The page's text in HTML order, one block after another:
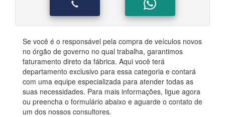
Se você é o responsável pela compra de veículos novos
no órgão de governo no qual trabalha, garantimos
faturamento direto da fábrica. Aqui você terá
departamento exclusivo para essa categoria e contará
com uma equipe especializada para atender todas as
suas necessidades. Para mais informações, ligue agora
ou preencha o formulário abaixo e aguarde o contato de
um dos nossos consultores.